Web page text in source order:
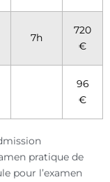
7h
720
€
96
€
pratique de
pour l’examen